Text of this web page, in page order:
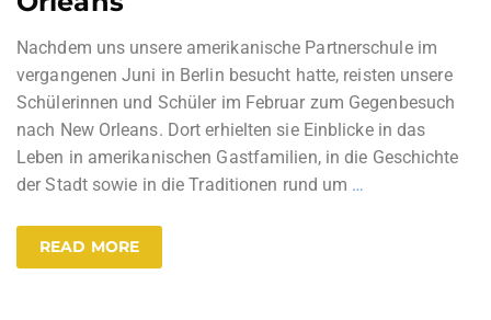
Nachdem uns unsere amerikanische Partnerschule im
vergangenen Juni in Berlin besucht hatte, reisten unsere
Schülerinnen und Schüler im Februar zum Gegenbesuch
nach New Orleans. Dort erhielten sie Einblicke in das
Leben in amerikanischen Gastfamilien, in die Geschichte
der Stadt sowie in die Traditionen rund um …
READ MORE